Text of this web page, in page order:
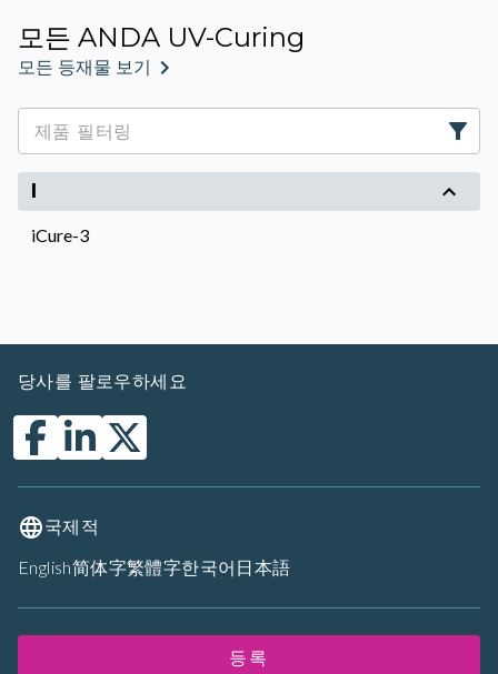
모든 ANDA UV-Curing
모든 등재물 보기
I
iCure-3
당사를 팔로우하세요
국제적
English简体字繁體字한국어 日本語
등록